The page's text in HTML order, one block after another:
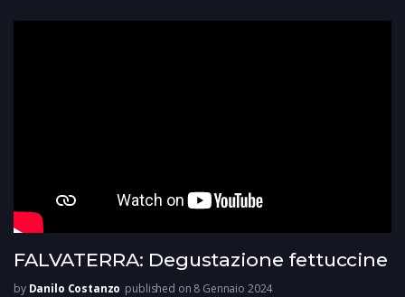
FALVATERRA: Degustazione fettuccine
by Danilo Costanzo published on 8 Gennaio 2024